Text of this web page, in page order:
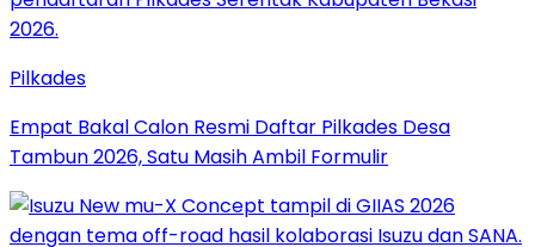
Pilkades
Empat Bakal Calon Resmi Daftar Pilkades Desa
Tambun 2026, Satu Masih Ambil Formulir